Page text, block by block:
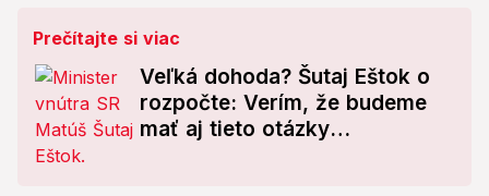
Prečítajte si viac
Veľká dohoda? Šutaj Eštok o
rozpočte: Verím, že budeme
mať aj tieto otázky